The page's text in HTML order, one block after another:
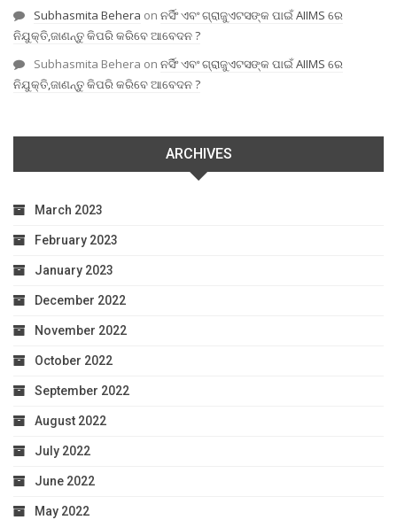
Subhasmita Behera on ନର୍ସିଂ ଏବଂ ଗ୍ରାଜୁଏଟସଙ୍କ ପାଇଁ AIIMS ରେ
ନିଯୁକ୍ତି,ଜାଣନ୍ତୁ କିପରି କରିବେ ଆବେଦନ ?
Subhasmita Behera on ନର୍ସିଂ ଏବଂ ଗ୍ରାଜୁଏଟସଙ୍କ ପାଇଁ AIIMS ରେ
ନିଯୁକ୍ତି,ଜାଣନ୍ତୁ କିପରି କରିବେ ଆବେଦନ ?
ARCHIVES
March 2023
February 2023
January 2023
December 2022
November 2022
October 2022
September 2022
August 2022
July 2022
June 2022
May 2022